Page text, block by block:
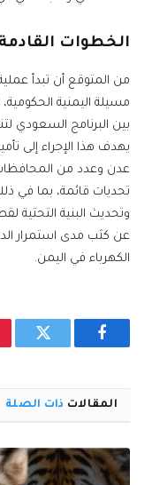
الخطوات
من المتوقع أن تبدأ
مسيلة اليمنية
بين البرنامج السعودي
يهدف هذا الإجراء إلى
عدن وعدد من
تحديات قائمة، بما في
وتحديث البنية التحتية
عن كثب مدى استمرار
الكهرباء في اليمن.
فيسبوك تويتر
المقالات ذات الصلة